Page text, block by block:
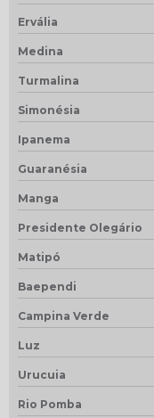
Ervália
Medina
Turmalina
Simonésia
Ipanema
Guaranésia
Manga
Presidente Olegário
Matipó
Baependi
Campina Verde
Luz
Urucuia
Rio Pomba